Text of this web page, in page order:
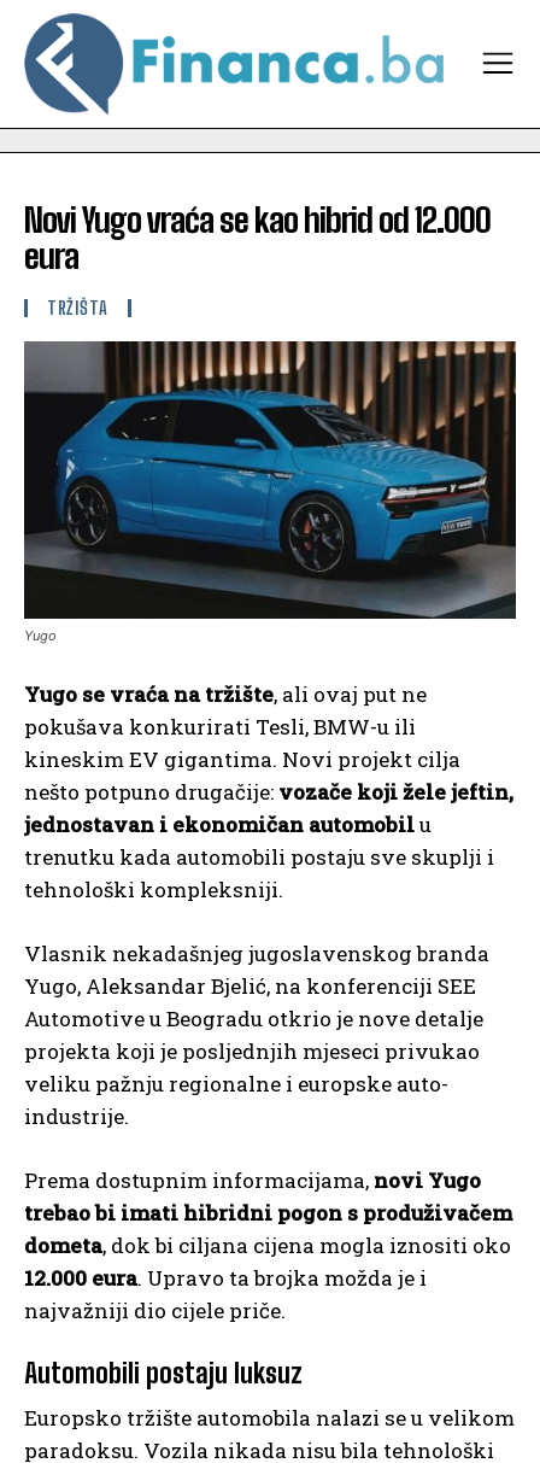
Novi Yugo vraća se kao hibrid od 12.000
eura
TRŽIŠTA
Yugo
Yugo se vraća na tržište, ali ovaj put ne
pokušava konkurirati Tesli, BMW-u ili
kineskim EV gigantima. Novi projekt cilja
nešto potpuno drugačije: vozače koji žele jeftin,
jednostavan i ekonomičan automobilu
trenutku kada automobili postaju sve skuplji i
tehnološki kompleksniji.
Vlasnik nekadašnjeg jugoslavenskog branda
Yugo, Aleksandar Bjelić, na konferenciji SEE
Automotive u Beogradu otkrio je nove detalje
projekta koji je posljednjih mjeseci privukao
veliku pažnju regionalne i europske auto-
industrije.
Prema dostupnim informacijama, novi Yugo
trebao bi imati hibridni pogon s produživačem
dometa, dok bi ciljana cijena mogla iznositi oko
12.000 eura. Upravo ta brojka možda je i
najvažniji dio cijele priče.
Automobili postaju luksuz
Europsko tržište automobila nalazi se u velikom
paradoksu. Vozila nikada nisu bila tehnološki